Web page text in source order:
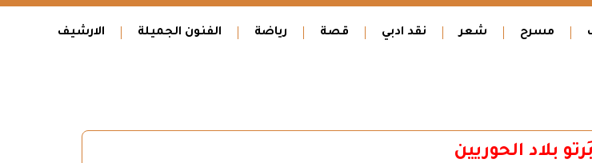
مسرح شعر نقد ادبي قصة رياضة الفنون الجميلة الارشيف
بلاد الحوريين